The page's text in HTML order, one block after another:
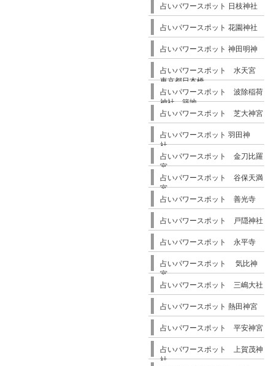
占いパワースポット 日枝神社
占いパワースポット 花園神社
占いパワースポット 神田明神
占いパワースポット 水天宮
東京都日本橋
占いパワースポット 波除稲荷
神社 築地
占いパワースポット 芝大神宮
占いパワースポット 羽田神
社
占いパワースポット 金刀比羅
宮
占いパワースポット 谷保天満
宮
占いパワースポット 善光寺
占いパワースポット 戸隠神社
占いパワースポット 永平寺
占いパワースポット 気比神
宮
占いパワースポット 三嶋大社
占いパワースポット 熱田神宮
占いパワースポット 平安神宮
占いパワースポット 上賀茂神
社